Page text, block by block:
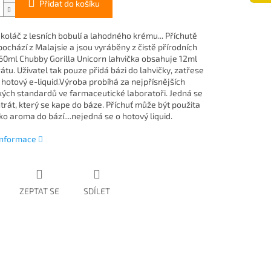
Přidat do košíku
z lesních bobulí a lahodného krému... Příchutě
z Malajsie a jsou vyráběny z čistě přírodních
Chubby Gorilla Unicorn lahvička obsahuje 12ml
Uživatel tak pouze přidá bázi do lahvičky, zatřese
hotový e-liquid.Výroba probíhá za nejpřísnějších
standardů ve farmaceutické laboratoři. Jedná se
který se kape do báze. Příchuť může být použita
aroma do bází....nejedná se o hotový liquid.
ZEPTAT SE SDÍLET